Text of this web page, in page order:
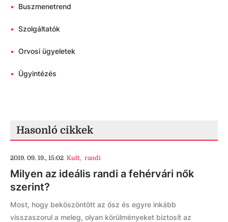
• Buszmenetrend
• Szolgáltatók
• Orvosi ügyeletek
• Ügyintézés
Hasonló cikkek
2019. 09. 19., 15:02 Kult, randi
Milyen az ideális randi a fehérvári nők
szerint?
Most, hogy beköszöntött az ősz és egyre inkább
visszaszorul a meleg, olyan körülményeket biztosít az